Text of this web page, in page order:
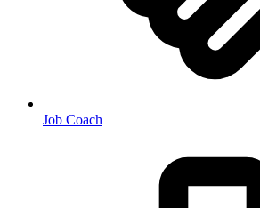
Job Coach